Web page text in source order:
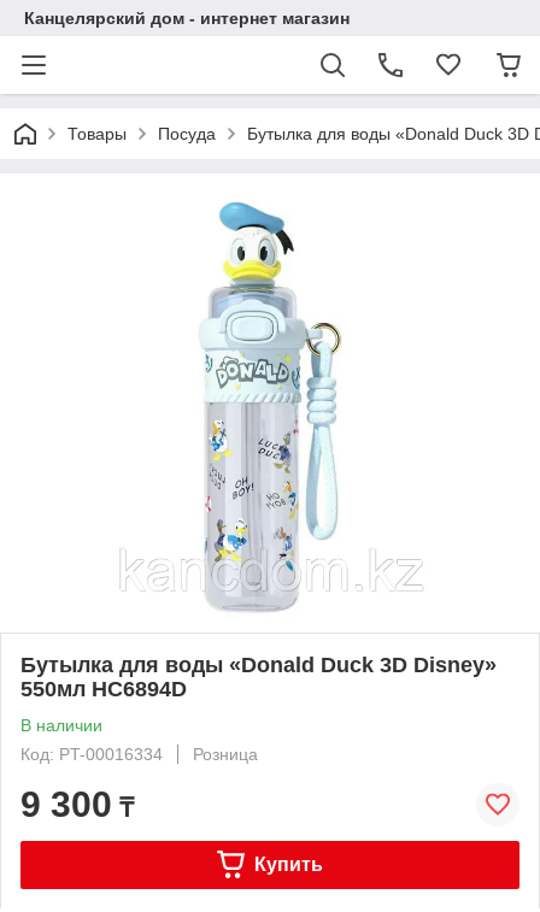
Канцелярский дом - интернет магазин
Товары Посуда Бутылка для воды «Donald Duck 3D
Бутылка для воды «Donald Duck 3D Disney»
550мл HC6894D
В наличии
Код: PT-00016334
Розница
9 300 ₸
Купить